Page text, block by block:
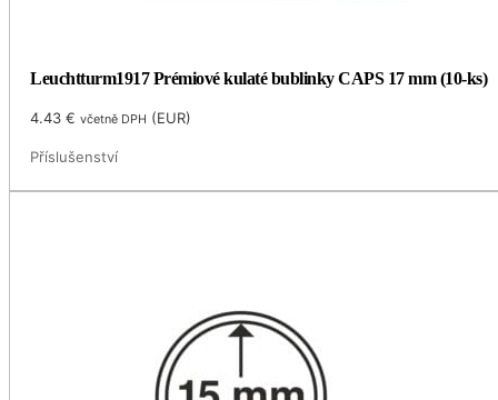
Leuchtturm1917 Prémiové kulaté bublinky CAPS 17 mm (10-ks)
4.43€ včetně DPH (EUR)
Příslušenství